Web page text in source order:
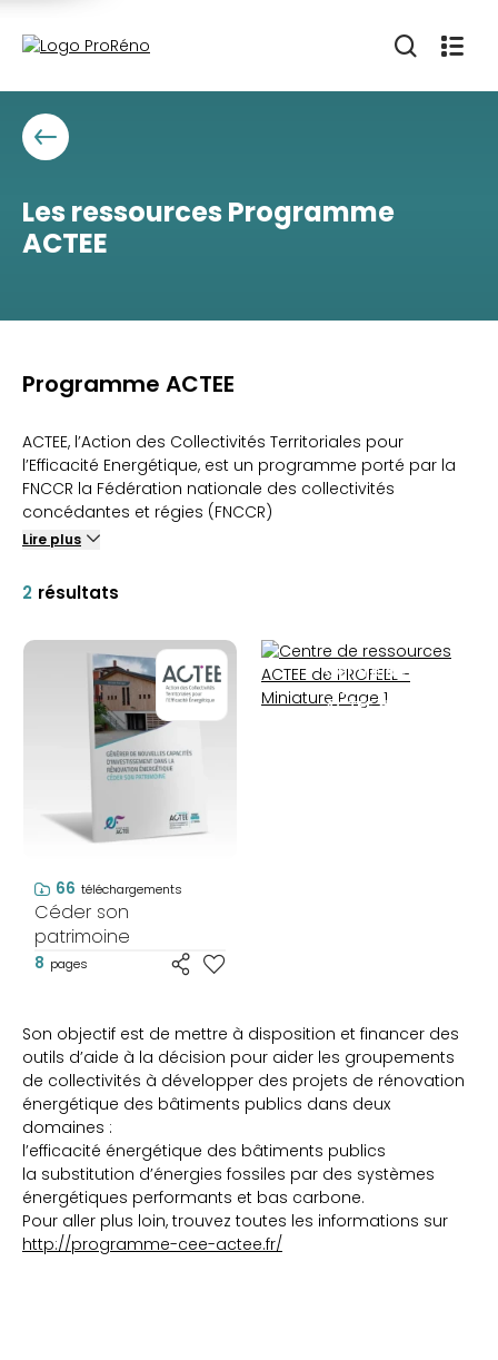
Les ressources Programme
ACTEE
Programme ACTEE
ACTEE, l’Action des Collectivités Territoriales pour
l’Efficacité Energétique, est un programme porté par la
FNCCR la Fédération nationale des collectivités
concédantes et régies (FNCCR)
Lire plus
2 résultats
66 téléchargements
Céder son
patrimoine
8 pages
Centre de
ressources
ACTEE de
Son objectif est de mettre à disposition et financer des
outils d’aide à la décision pour aider les groupements
de collectivités à développer des projets de rénovation
énergétique des bâtiments publics dans deux
domaines :
l’efficacité énergétique des bâtiments publics
la substitution d’énergies fossiles par des systèmes
énergétiques performants et bas carbone.
Pour aller plus loin, trouvez toutes les informations sur
http://programme-cee-actee.fr/